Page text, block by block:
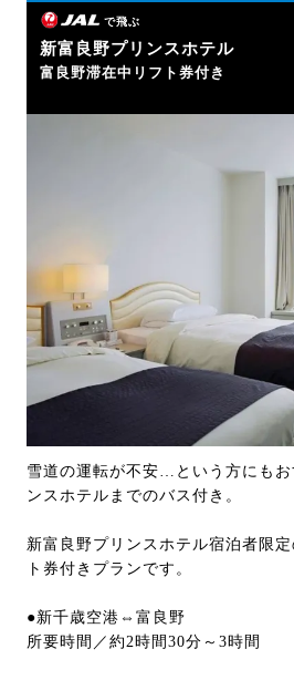
で飛ぶ
新富良野プリンスホテル
富良野滞在中リフト券付き
雪道の運転が不安…という方にもお
ンスホテルまでのバス付き。
新富良野プリンスホテル宿泊者限
ト券付きプランです。
●新千歳空港⇔富良野
所要時間／約2時間30分～3時間